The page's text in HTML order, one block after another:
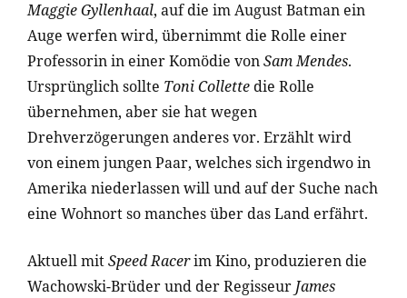
Maggie Gyllenhaal, auf die im August Batman ein
Auge werfen wird, übernimmt die Rolle einer
Professorin in einer Komödie vonSam Mendes.
Ursprünglich sollte Toni Collette die Rolle
übernehmen, aber sie hat wegen
Drehverzögerungen anderes vor. Erzählt wird
von einem jungen Paar, welches sich irgendwo in
Amerika niederlassen will und auf der Suche nach
eine Wohnort so manches über das Land erfährt.
Aktuell mitSpeed Racerim Kino, produzieren die
Wachowski-Brüder und der Regisseur James